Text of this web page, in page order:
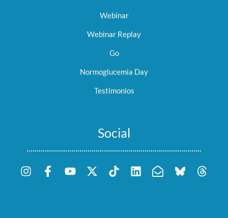
Webinar
Webinar Replay
Go
Normoglucemia Day
Testimonios
Social